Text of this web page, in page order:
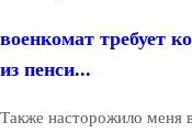
военкомат требует
из пенси...
Также насторожило меня